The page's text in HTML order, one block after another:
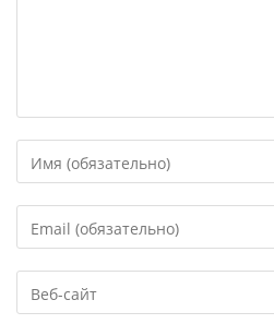
свое
или
имя
чтобы
прокомментировать
свой
адрес,
чтобы
URL